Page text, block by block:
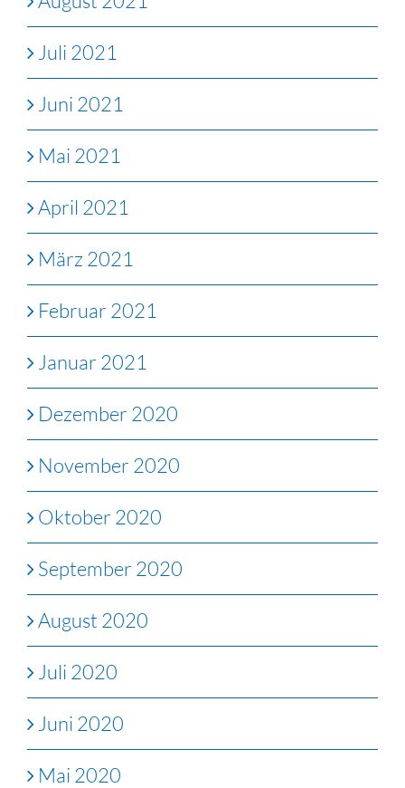
Juli 2021
Juni 2021
Mai 2021
April 2021
März 2021
Februar 2021
Januar 2021
Dezember 2020
November 2020
Oktober 2020
September 2020
August 2020
Juli 2020
Juni 2020
Mai 2020